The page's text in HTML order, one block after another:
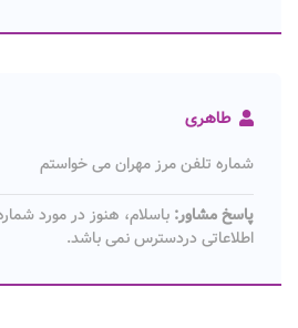
طاهری
شماره تلفن مرز مهران می خواستم
پاسخ مشاور: باسلام، هنوز در مورد
اطلاعاتی دردسترس نمی باشد.